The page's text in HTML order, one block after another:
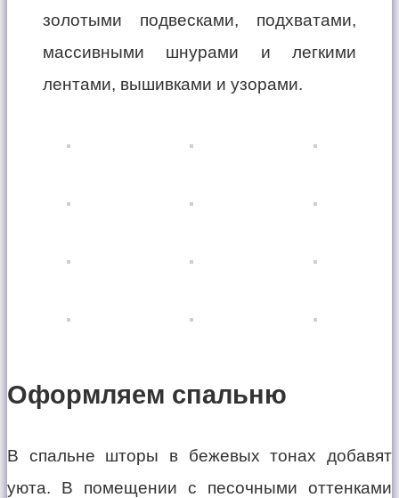
золотыми подвесками, подхватами,
массивными шнурами и легкими
лентами, вышивками и узорами.
Оформляем спальню
В спальне шторы в бежевых тонах добавят
уюта. В помещении с песочными оттенками